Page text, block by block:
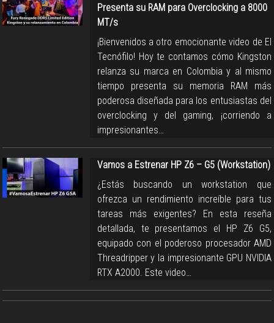
Presenta su RAM para Overclocking a 8000
MT/s
¡Bienvenidos a otro emocionante video de El
Tecnófilo! Hoy te contamos cómo Kingston
relanza su marca en Colombia y al mismo
tiempo presenta su memoria RAM más
poderosa diseñada para los entusiastas del
overclocking y del gaming, ¡corriendo a
impresionantes…
Vamos a Estrenar HP Z6 – G5 (Workstation)
¿Estás buscando un workstation que
ofrezca un rendimiento increíble para tus
tareas más exigentes? En esta reseña
detallada, te presentamos el HP Z6 G5,
equipado con el poderoso procesador AMD
Threadripper y la impresionante GPU NVIDIA
RTX A2000. Este video…